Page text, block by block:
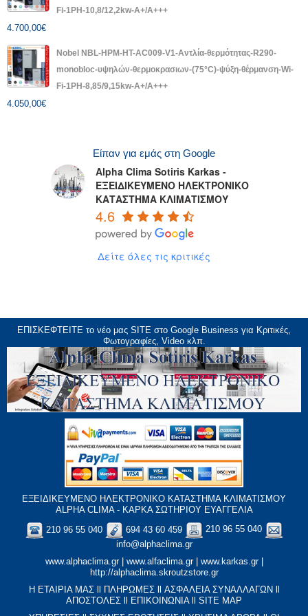
Fi-1PH-10,8/12,2kw-A+/A+++
4.700,00€
Nobel NBL-HPM-HT-AC009-V1-Αντλία-θερμότητας-R290-
monobloc-υψηλών-θερμοκρασιων-(75°C)-ψύξη-θέρμανση-Wi-
Fi-1PH-8,85/9,15kw-A+/A+++
4.050,00€
Είπαν για εμάς στη Google
Alpha Clima Sotiris Karkas -
ΕΞΕΙΔΙΚΕΥΜΕΝΟ ΗΛΕΚΤΡΟΝΙΚΟ
ΚΑΤΑΣΤΗΜΑ ΚΛΙΜΑΤΙΣΜΟΥ
4.6
Δείτε όλες τις κριτικές
ΕΠΙΣΚΕΦΤΕΙΤΕ το νέο μας SITE στο Google Business για Κριτικές,
Φωτογραφίες, Video κλπ.
ΕΞΕΙΔΙΚΕΥΜΕΝΟ ΗΛΕΚΤΡΟΝΙΚΟ ΚΑΤΑΣΤΗΜΑ ΚΛΙΜΑΤΙΣΜΟΥ
ALPHA CLIMA - ΚΑΡΚΑ ΣΩΤΗΡΙΟΥ ΕΥΑΓΓΕΛΙΑ
210 96 55 040
694 43 60 459
210 96 55 040
info@alphaclima.gr
www.alphaclima.gr| www.alfaclima.gr| www.karkas.gr|
http://alphaclima.skroutzstore.gr
Η ΕΤΑΙΡΙΑ ΜΑΣ ll ΠΛΗΡΩΜΕΣ ll ΑΣΦΑΛΕΙΑ ΣΥΝΑΛΛΑΓΩΝll
ΑΠΟΣΤΟΛΕΣ ll ΕΠΙΚΟΙΝΩΝΙΑ ll SITE MAP